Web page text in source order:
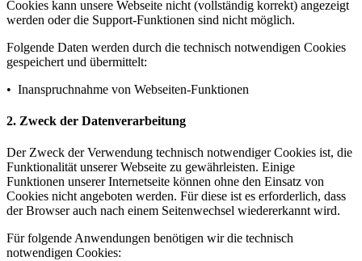
Cookies kann unsere Webseite nicht (vollständig korrekt) angezeigt
werden oder die Support-Funktionen sind nicht möglich.
Folgende Daten werden durch die technisch notwendigen Cookies
gespeichert und übermittelt:
• Inanspruchnahme von Webseiten-Funktionen
2. Zweck der Datenverarbeitung
Der Zweck der Verwendung technisch notwendiger Cookies ist, die
Funktionalität unserer Webseite zu gewährleisten. Einige
Funktionen unserer Internetseite können ohne den Einsatz von
Cookies nicht angeboten werden. Für diese ist es erforderlich, dass
der Browser auch nach einem Seitenwechsel wiedererkannt wird.
Für folgende Anwendungen benötigen wir die technisch
notwendigen Cookies: